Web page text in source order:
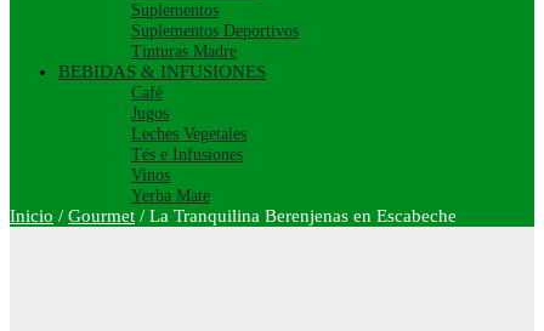
Suplementos
Suplementos Deportivos
Tinturas Madre
BEBIDAS & INFUSIONES
Café
Jugos
Leches Vegetales
Tés e Infusiones
Vinos
Yerba Mate
Inicio / Gourmet / La Tranquilina Berenjenas en Escabeche